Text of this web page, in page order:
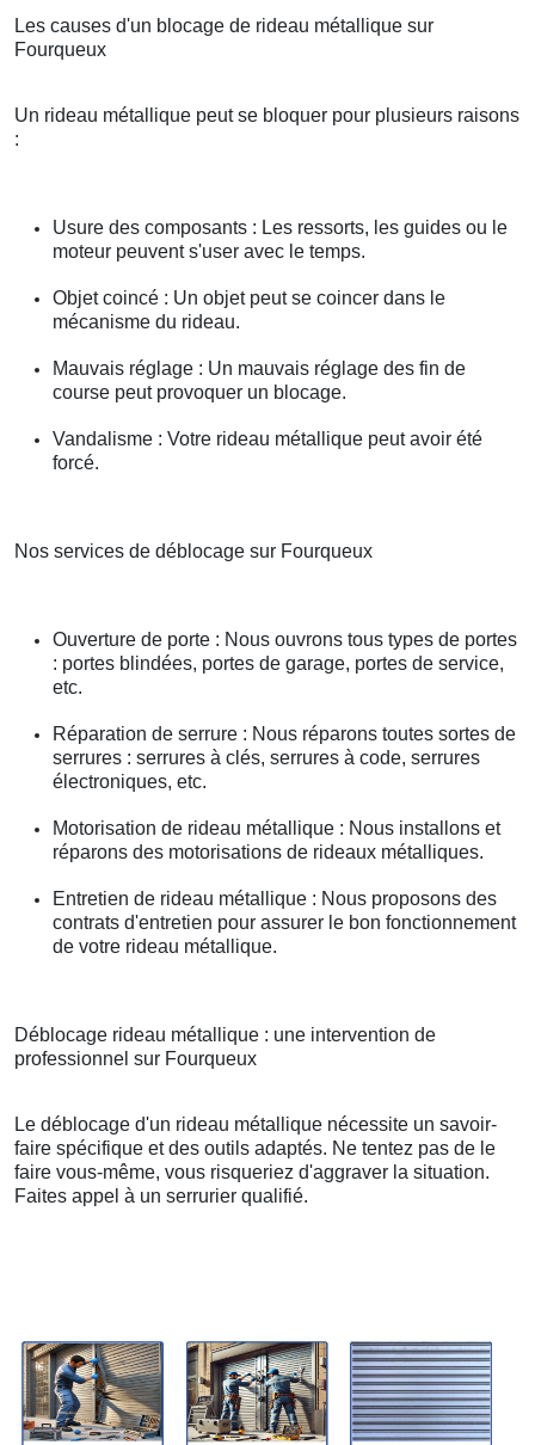
Les causes d'un blocage de rideau métallique sur
Fourqueux
Un rideau métallique peut se bloquer pour plusieurs raisons
:
Usure des composants : Les ressorts, les guides ou le
moteur peuvent s'user avec le temps.
Objet coincé : Un objet peut se coincer dans le
mécanisme du rideau.
Mauvais réglage : Un mauvais réglage des fin de
course peut provoquer un blocage.
Vandalisme : Votre rideau métallique peut avoir été
forcé.
Nos services de déblocage sur Fourqueux
Ouverture de porte : Nous ouvrons tous types de portes
: portes blindées, portes de garage, portes de service,
etc.
Réparation de serrure : Nous réparons toutes sortes de
serrures : serrures à clés, serrures à code, serrures
électroniques, etc.
Motorisation de rideau métallique : Nous installons et
réparons des motorisations de rideaux métalliques.
Entretien de rideau métallique : Nous proposons des
contrats d'entretien pour assurer le bon fonctionnement
de votre rideau métallique.
Déblocage rideau métallique : une intervention de
professionnel sur Fourqueux
Le déblocage d'un rideau métallique nécessite un savoir-
faire spécifique et des outils adaptés. Ne tentez pas de le
faire vous-même, vous risqueriez d'aggraver la situation.
Faites appel à un serrurier qualifié.